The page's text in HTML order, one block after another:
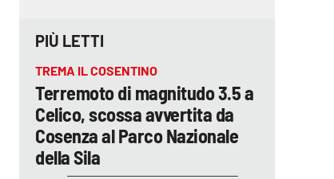
PIÙ LETTI
TREMA IL COSENTINO
Terremoto di magnitudo 3.5 a
Celico, scossa avvertita da
Cosenza al Parco Nazionale
della Sila